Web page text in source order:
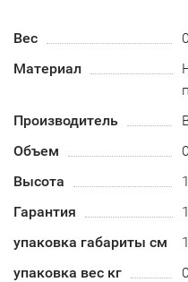
Вес
Материал
Производитель
Объем
Высота
Гарантия
упаковка габариты см
упаковка вес кг